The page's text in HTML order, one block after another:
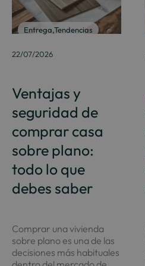
Entrega,Tendencias
22/07/2026
Ventajas y
seguridad de
comprar casa
sobre plano:
todo lo que
debes saber
Comprar una vivienda
sobre plano es una de las
decisiones más habituales